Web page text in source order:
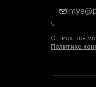
адрес
электронной
Отписаться
Политике